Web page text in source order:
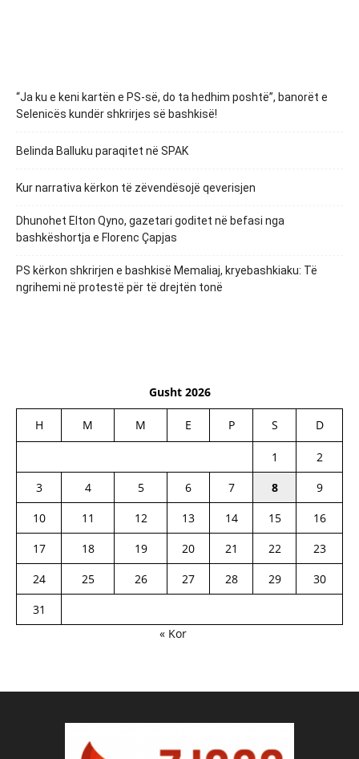
“Ja ku e keni kartën e PS-së, do ta hedhim poshtë”, banorët e
Selenicës kundër shkrirjes së bashkisë!
Belinda Balluku paraqitet në SPAK
Kur narrativa kërkon të zëvendësojë qeverisjen
Dhunohet Elton Qyno, gazetari goditet në befasi nga
bashkëshortja e Florenc Çapjas
PS kërkon shkrirjen e bashkisë Memaliaj, kryebashkiaku: Të
ngrihemi në protestë për të drejtën tonë
Gusht 2026
H M M E P S D
1
2
3
4 5 6 7 8
9
10
11 12 13 14 15
16
17
18 19 20 21 22
23
24
25 26 27 28 29
30
31
« Kor